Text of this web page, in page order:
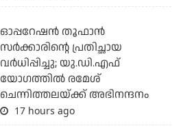
ഓപ്പറേഷന്‍ തൂഫാന്‍
സര്‍ക്കാരിന്റെ പ്രതിച്ഛായ
വര്‍ധിപ്പിച്ചു; യു.ഡി.എഫ്
യോഗത്തില്‍ രമേശ്
ചെന്നിത്തലയ്ക്ക് അഭിനന്ദനം
17 hours ago